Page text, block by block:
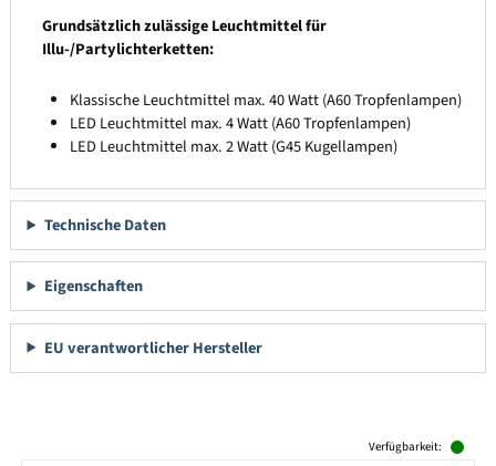
Grundsätzlich zulässige Leuchtmittel für
Illu-/Partylichterketten:
Klassische Leuchtmittel max. 40 Watt (A60 Tropfenlampen)
LED Leuchtmittel max. 4 Watt (A60 Tropfenlampen)
LED Leuchtmittel max. 2 Watt (G45 Kugellampen)
Technische Daten
Eigenschaften
EU verantwortlicher Hersteller
Verfügbarkeit: